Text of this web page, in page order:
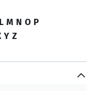
L M N O P
Y Z